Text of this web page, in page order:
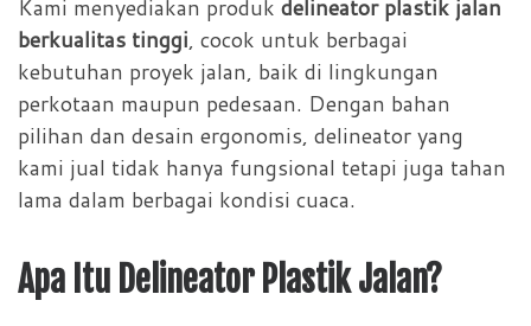
Kami menyediakan produk delineator plastik jalan
berkualitas tinggi, cocok untuk berbagai
kebutuhan proyek jalan, baik di lingkungan
perkotaan maupun pedesaan. Dengan bahan
pilihan dan desain ergonomis, delineator yang
kami jual tidak hanya fungsional tetapi juga tahan
lama dalam berbagai kondisi cuaca.
Apa Itu Delineator Plastik Jalan?